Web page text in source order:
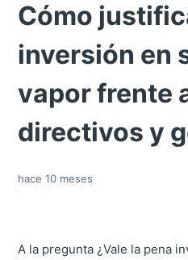
Cómo
inversión en
vapor frente
directivos y
hace 10 meses
A la pregunta ¿Vale la pena